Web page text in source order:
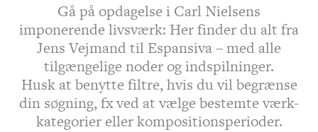
Gå på opdagelse i Carl Nielsens
imponerende livsværk: Her finder du alt fra
Jens Vejmand til Espansiva – med alle
tilgængelige noder og indspilninger.
Husk at benytte filtre, hvis du vil begrænse
din søgning, fx ved at vælge bestemte værk-
kategorier eller kompositionsperioder.